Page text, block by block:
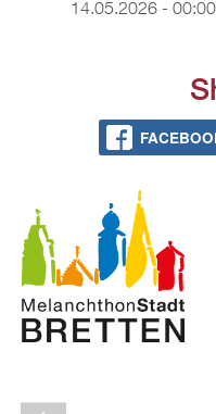
14.05.2026 - 00:00